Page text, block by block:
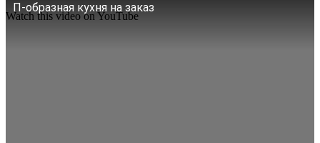
П-образная кухня на заказ
Watch this video on YouTube